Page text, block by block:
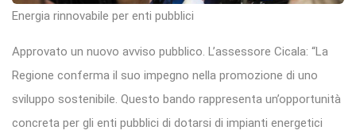
Energia rinnovabile per enti pubblici
Approvato un nuovo avviso pubblico. L’assessore Cicala: “La
Regione conferma il suo impegno nella promozione di uno
sviluppo sostenibile. Questo bando rappresenta un’opportunità
concreta per gli enti pubblici di dotarsi di impianti energetici